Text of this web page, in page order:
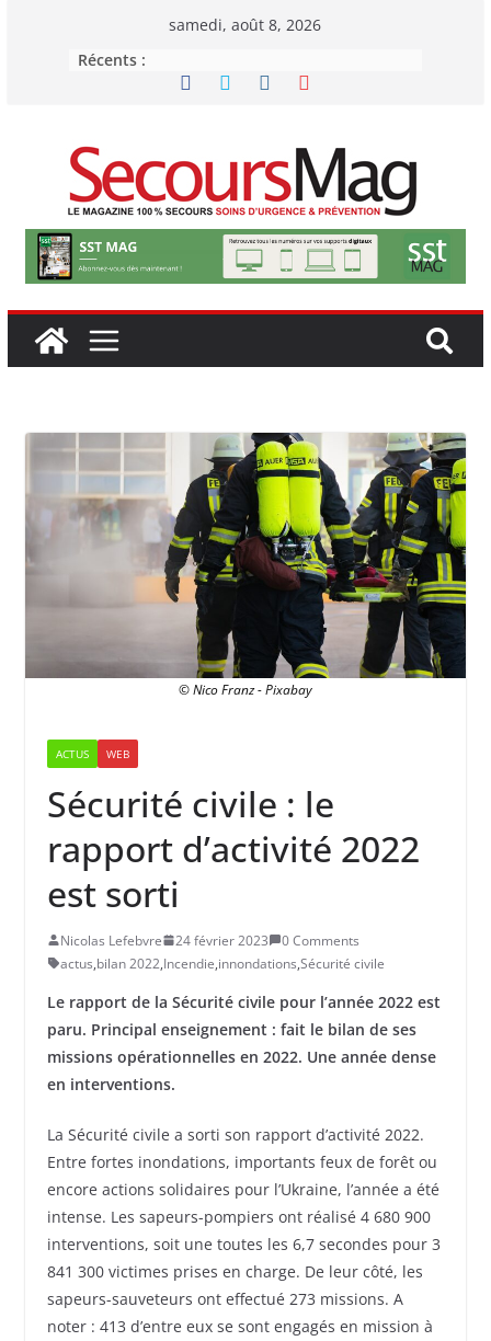
samedi, août 8, 2026
Récents :
© Nico Franz - Pixabay
ACTUS WEB
Sécurité civile : le
rapport d’activité 2022
est sorti
Nicolas Lefebvre 24 février 2023
0 Comments
actus,bilan 2022,Incendie,innondations,Sécurité civile
Le rapport de la Sécurité civile pour l’année 2022 est
paru. Principal enseignement : fait le bilan de ses
missions opérationnelles en 2022. Une année dense
en interventions.
La Sécurité civile a sorti son rapport d’activité 2022.
Entre fortes inondations, importants feux de forêt ou
encore actions solidaires pour l’Ukraine, l’année a été
intense. Les sapeurs-pompiers ont réalisé 4 680 900
interventions, soit une toutes les 6,7 secondes pour 3
841 300 victimes prises en charge. De leur côté, les
sapeurs-sauveteurs ont effectué 273 missions. A
noter : 413 d’entre eux se sont engagés en mission à